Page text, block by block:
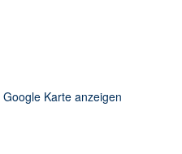
Google Karte anzeigen